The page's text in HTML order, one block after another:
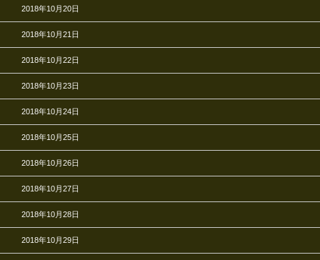
2018年10月20日
2018年10月21日
2018年10月22日
2018年10月23日
2018年10月24日
2018年10月25日
2018年10月26日
2018年10月27日
2018年10月28日
2018年10月29日